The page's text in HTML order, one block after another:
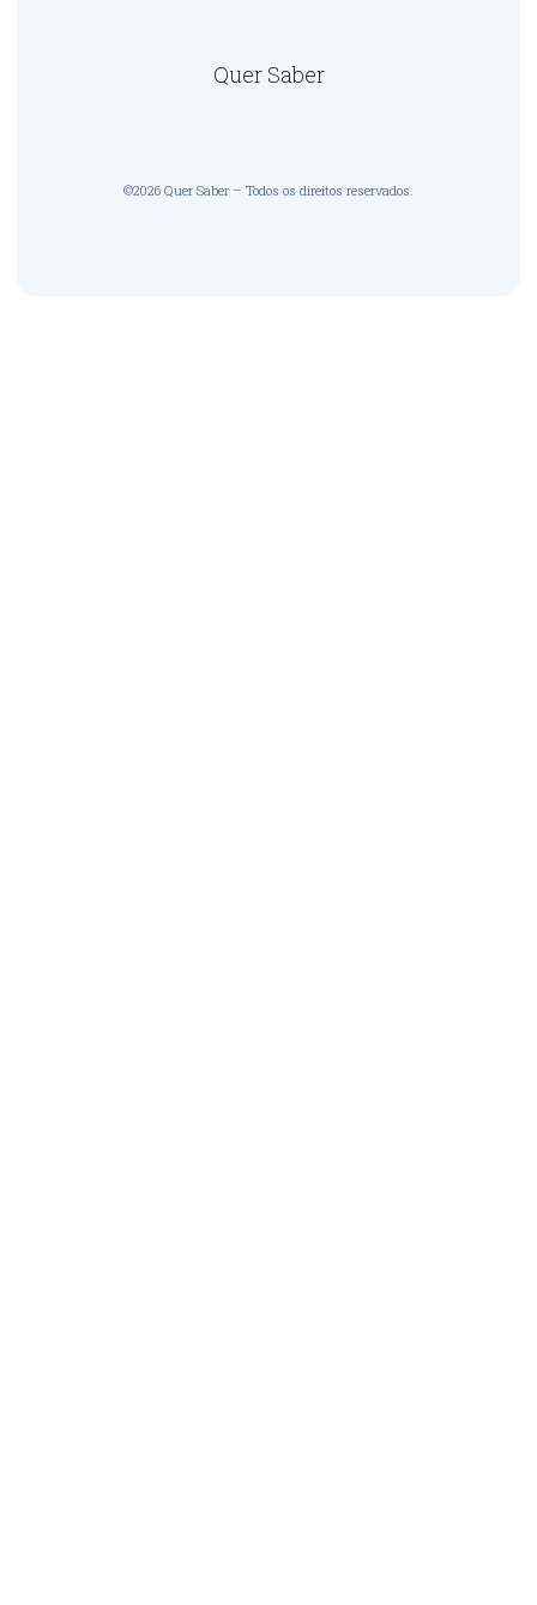
Quer Saber
©2026 Quer Saber – Todos os direitos reservados.